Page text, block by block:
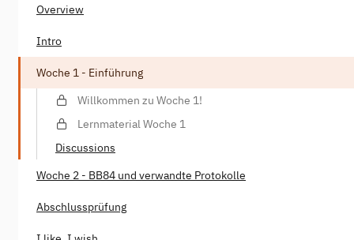
Overview
Intro
Woche 1 - Einführung
Willkommen zu Woche 1!
Lernmaterial Woche 1
Discussions
Woche 2 - BB84 und verwandte Protokolle
Abschlussprüfung